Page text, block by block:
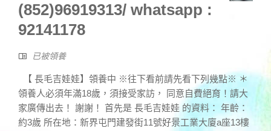
(852)96919313/ whatsapp :
92141178
已被領養
【 長毛吉娃娃】領養中 ※往下看前請先看下列幾點※ ＊
領養人必須年滿18歲，須接受家訪， 同意自費絕育！請大
家廣傳出去！ 謝謝！ 首先是 長毛吉娃娃 的資料： 年齡：
約3歲 所在地：新界屯門建發街11號好景工業大廈a座13樓